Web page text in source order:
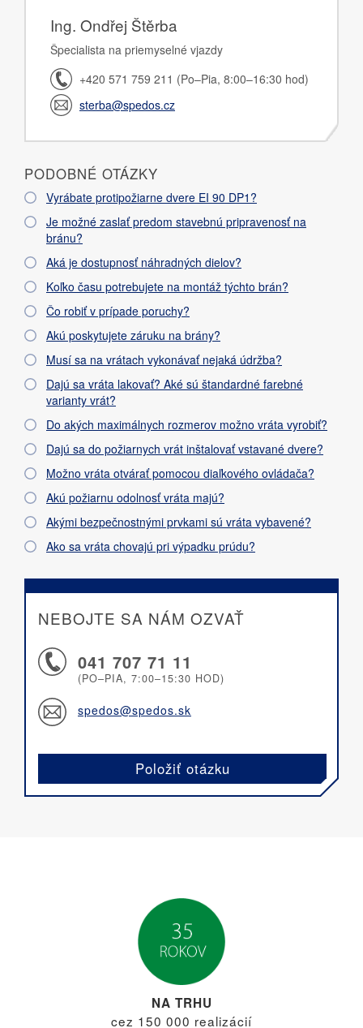
Ing. Ondřej Štěrba
Špecialista na priemyselné vjazdy
+420 571 759 211 (Po–Pia, 8:00–16:30 hod)
sterba@spedos.cz
PODOBNÉ OTÁZKY
Vyrábate protipožiarne dvere EI 90 DP1?
Je možné zaslať predom stavebnú pripravenosť na
bránu?
Aká je dostupnosť náhradných dielov?
Koľko času potrebujete na montáž týchto brán?
Čo robiť v prípade poruchy?
Akú poskytujete záruku na brány?
Musí sa na vrátach vykonávať nejaká údržba?
Dajú sa vráta lakovať? Aké sú štandardné farebné
varianty vrát?
Do akých maximálnych rozmerov možno vráta vyrobiť?
Dajú sa do požiarnych vrát inštalovať vstavané dvere?
Možno vráta otvárať pomocou diaľkového ovládača?
Akú požiarnu odolnosť vráta majú?
Akými bezpečnostnými prvkami sú vráta vybavené?
Ako sa vráta chovajú pri výpadku prúdu?
NEBOJTE SA NÁM OZVAŤ
041 707 71 11
(PO–PIA, 7:00–15:30 HOD)
spedos@spedos.sk
Položiť otázku
NA TRHU
cez 150 000 realizácií